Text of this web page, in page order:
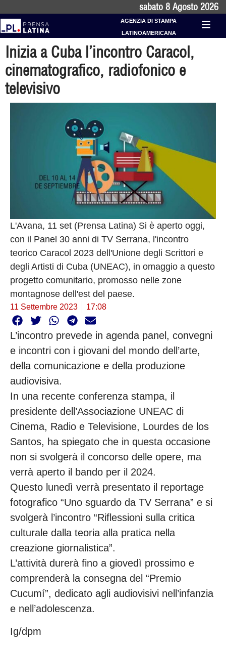
sabato 8 Agosto 2026
AGENZIA DI STAMPA
LATINOAMERICANA
Inizia a Cuba l’incontro Caracol,
cinematografico, radiofonico e
televisivo
L'Avana, 11 set (Prensa Latina) Si è aperto oggi,
con il Panel 30 anni di TV Serrana, l'incontro
teorico Caracol 2023 dell'Unione degli Scrittori e
degli Artisti di Cuba (UNEAC), in omaggio a questo
progetto comunitario, promosso nelle zone
montagnose dell'est del paese.
11 Settembre 2023 17:08
L’incontro prevede in agenda panel, convegni
e incontri con i giovani del mondo dell’arte,
della comunicazione e della produzione
audiovisiva.
In una recente conferenza stampa, il
presidente dell’Associazione UNEAC di
Cinema, Radio e Televisione, Lourdes de los
Santos, ha spiegato che in questa occasione
non si svolgerà il concorso delle opere, ma
verrà aperto il bando per il 2024.
Questo lunedì verrà presentato il reportage
fotografico “Uno sguardo da TV Serrana” e si
svolgerà l’incontro “Riflessioni sulla critica
culturale dalla teoria alla pratica nella
creazione giornalistica”.
L’attività durerà fino a giovedì prossimo e
comprenderà la consegna del “Premio
Cucumí”, dedicato agli audiovisivi nell’infanzia
e nell’adolescenza.
Ig/dpm